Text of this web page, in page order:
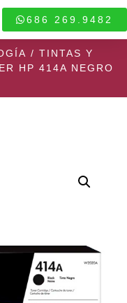
686 269.9482
/ TINTAS Y
HP 414A NEGRO